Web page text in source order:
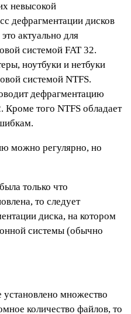
невысокой
дефрагментации дисков
актуально для
системой FAT 32.
ноутбуки и нетбуки
системой NTFS.
дефрагментацию
Кроме того NTFS обладает
можно регулярно, но
только что
то следует
диска, на котором
системы (обычно
множество
количество файлов, то